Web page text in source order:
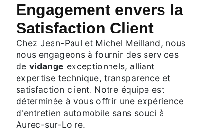
Engagement envers la
Satisfaction Client
Chez Jean-Paul et Michel Meilland, nous
nous engageons à fournir des services
devidange exceptionnels, alliant
expertise technique, transparence et
satisfaction client. Notre équipe est
déterminée à vous offrir une expérience
d'entretien automobile sans souci à
Aurec-sur-Loire.